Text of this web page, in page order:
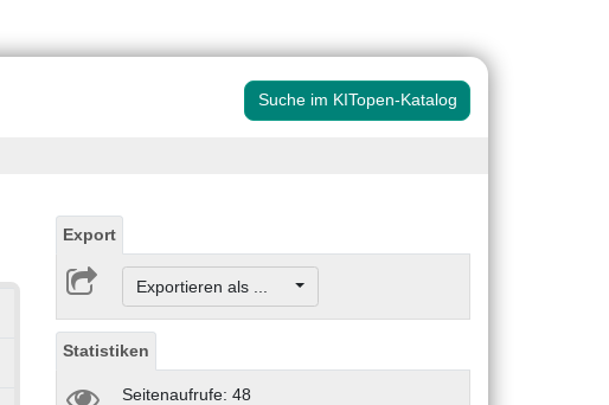
Suche im KITopen-Katalog
Export
Exportieren als ...
Statistiken
Seitenaufrufe: 48